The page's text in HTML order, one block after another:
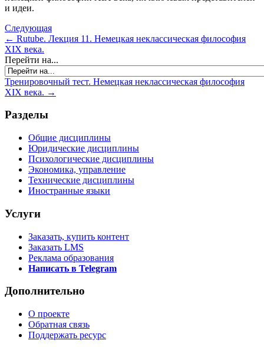
и идеи.
Следующая
← Rutube. Лекция 11. Немецкая неклассическая философия
XIX века.
Перейти на...
Тренировочный тест. Немецкая неклассическая философия
XIX века. →
Разделы
Общие дисциплины
Юридические дисциплины
Психологические дисциплины
Экономика, управление
Технические дисциплины
Иностранные языки
Услуги
Заказать, купить контент
Заказать LMS
Реклама образования
Написать в Telegram
Дополнительно
О проекте
Обратная связь
Поддержать ресурс